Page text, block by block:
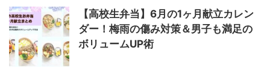
【高校生弁当】6月の1ヶ月献立カレン
ダー！梅雨の傷み対策＆男子も満足の
ボリュームUP術